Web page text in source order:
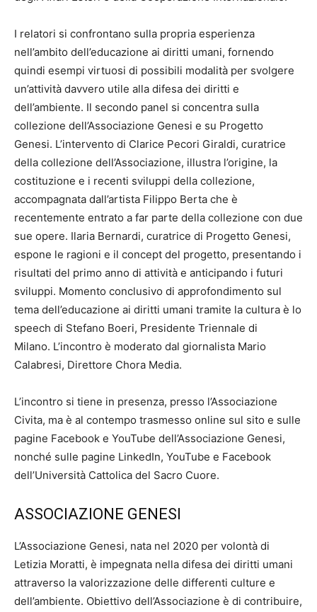
I relatori si confrontano sulla propria esperienza
nell’ambito dell’educazione ai diritti umani, fornendo
quindi esempi virtuosi di possibili modalità per svolgere
un’attività davvero utile alla difesa dei diritti e
dell’ambiente. Il secondo panel si concentra sulla
collezione dell’Associazione Genesi e su Progetto
Genesi. L’intervento di Clarice Pecori Giraldi, curatrice
della collezione dell’Associazione, illustra l’origine, la
costituzione e i recenti sviluppi della collezione,
accompagnata dall’artista Filippo Berta che è
recentemente entrato a far parte della collezione con due
sue opere. Ilaria Bernardi, curatrice di Progetto Genesi,
espone le ragioni e il concept del progetto, presentando i
risultati del primo anno di attività e anticipando i futuri
sviluppi. Momento conclusivo di approfondimento sul
tema dell’educazione ai diritti umani tramite la cultura è lo
speech di Stefano Boeri, Presidente Triennale di
Milano. L’incontro è moderato dal giornalista Mario
Calabresi, Direttore Chora Media.
L’incontro si tiene in presenza, presso l’Associazione
Civita, ma è al contempo trasmesso online sul sito e sulle
pagine Facebook e YouTube dell’Associazione Genesi,
nonché sulle pagine LinkedIn, YouTube e Facebook
dell’Università Cattolica del Sacro Cuore.
ASSOCIAZIONE GENESI
L’Associazione Genesi, nata nel 2020 per volontà di
Letizia Moratti, è impegnata nella difesa dei diritti umani
attraverso la valorizzazione delle differenti culture e
dell’ambiente. Obiettivo dell’Associazione è di contribuire,